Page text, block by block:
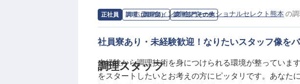
リフレッシュを重視した働きやすさも整っています。さ
られるよう、月～20,000円から利用できる単身寮も完備
い。
正社員 調理（調理師） 調理部門その他
調理スタッフ
求人情報：ホテルウィングインターナショナルセレクト熊本 の
社員寮あり・未経験歓迎！なりたいスタッフ像を
未経験から調理技術を身につけられる環境が整っていま
をスタートしたいとお考えの方にピッタリです。あなた